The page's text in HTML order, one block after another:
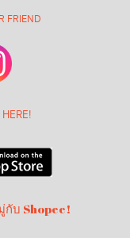
FRIEND
บ Shopee!